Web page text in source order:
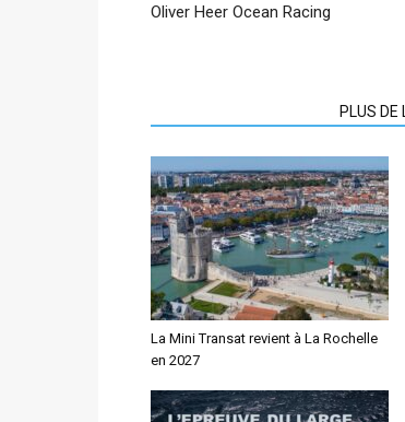
Oliver Heer Ocean Racing
PLUS DE
La Mini Transat revient à La Rochelle
en 2027